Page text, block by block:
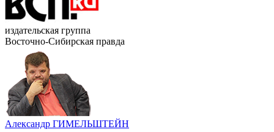
издательская группа
Восточно-Сибирская правда
Александр ГИМЕЛЬШТЕЙН